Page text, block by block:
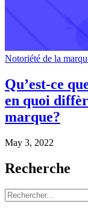
Notoriété de la
Qu’est-ce
en quoi
marque?
May 3, 2022
Recherche